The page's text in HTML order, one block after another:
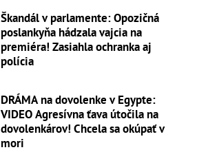
Škandál v parlamente: Opozičná
poslankyňa hádzala vajcia na
premiéra! Zasiahla ochranka aj
polícia
DRÁMA na dovolenke v Egypte:
VIDEO Agresívna ťava útočila na
dovolenkárov! Chcela sa okúpať v
mori